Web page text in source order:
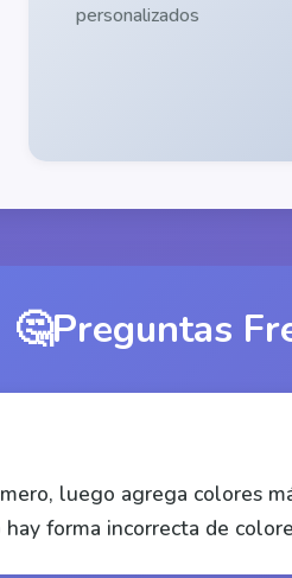
personalizados
🤔Preguntas
luego agrega colores
forma incorrecta de